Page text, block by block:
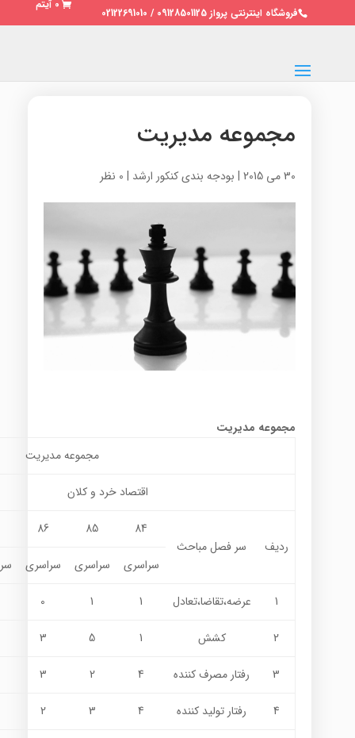
فروشگاه اینترنتی پرواز 09128501125 / 02122691010
0 آیتم
مجموعه مدیریت
30 می 2015 | بودجه بندی کنکور ارشد | 0 نظر
مجموعه مدیریت
مجموعه مديريت
اقتصاد خرد و كلان
ردیف سر فصل مباحث
84
85
86
سراسری سراسری سراسری
1 عرضه،تقاضا،تعادل 1
1
0
2 كشش 1
5
3
3 رفتار مصرف كننده 4
2
3
4 رفتار توليد كننده 4
3
2